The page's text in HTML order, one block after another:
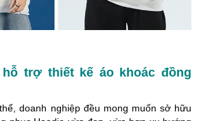
trợ thiết kế áo khoác đồng
doanh nghiệp đều mong muốn sở hữu